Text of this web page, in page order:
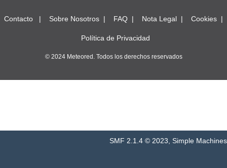
Contacto Sobre Nosotros FAQ Nota Legal Cookies
Política de Privacidad
© 2024 Meteored. Todos los derechos reservados
SMF 2.1.4 © 2023 Simple Machines